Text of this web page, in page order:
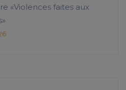
«Violences faites aux